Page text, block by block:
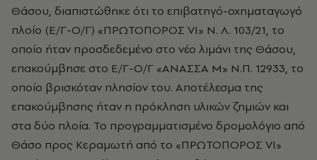
Θάσου, διαπιστώθηκε ότι το επιβατηγό-οχηματαγωγό
πλοίο (Ε/Γ-Ο/Γ) «ΠΡΩΤΟΠΟΡΟΣ VI» Ν. Λ. 103/21, το
οποίο ήταν προσδεδεμένο στο νέο λιμάνι της Θάσου,
επακούμβησε στο Ε/Γ-Ο/Γ «ΑΝΑΣΣΑ Μ» Ν.Π. 12933, το
οποίο βρισκόταν πλησίον του. Αποτέλεσμα της
επακούμβησης ήταν η πρόκληση υλικών ζημιών και
στα δύο πλοία. Το προγραμματισμένο δρομολόγιο από
Θάσο προς Κεραμωτή από το «ΠΡΩΤΟΠΟΡΟΣ VI»